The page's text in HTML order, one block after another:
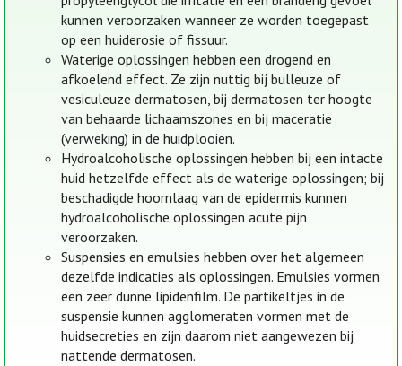
kunnen veroorzaken wanneer ze worden toegepast
op een huiderosie of fissuur.
Waterige oplossingen hebben een drogend en
afkoelend effect. Ze zijn nuttig bij bulleuze of
vesiculeuze dermatosen, bij dermatosen ter hoogte
van behaarde lichaamszones en bij maceratie
(verweking) in de huidplooien.
Hydroalcoholische oplossingen hebben bij een intacte
huid hetzelfde effect als de waterige oplossingen; bij
beschadigde hoornlaag van de epidermis kunnen
hydroalcoholische oplossingen acute pijn
veroorzaken.
Suspensies en emulsies hebben over het algemeen
dezelfde indicaties als oplossingen. Emulsies vormen
een zeer dunne lipidenfilm. De partikeltjes in de
suspensie kunnen agglomeraten vormen met de
huidsecreties en zijn daarom niet aangewezen bij
nattende dermatosen.